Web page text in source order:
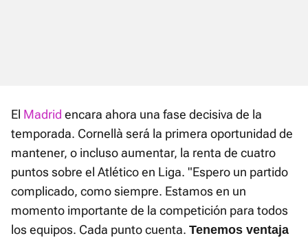
El Madrid encara ahora una fase decisiva de la
temporada. Cornellà será la primera oportunidad de
mantener, o incluso aumentar, la renta de cuatro
puntos sobre el Atlético en Liga. "Espero un partido
complicado, como siempre. Estamos en un
momento importante de la competición para todos
los equipos. Cada punto cuenta. Tenemos ventaja